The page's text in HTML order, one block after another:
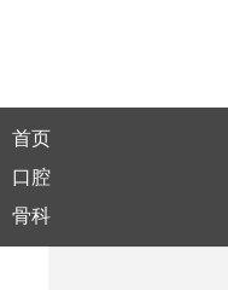
首页
口腔
骨科